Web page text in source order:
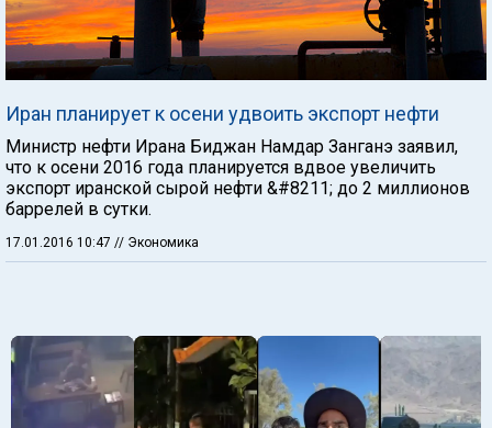
Иран планирует к осени удвоить экспорт нефти
Министр нефти Ирана Биджан Намдар Занганэ заявил,
что к осени 2016 года планируется вдвое увеличить
экспорт иранской сырой нефти &#8211; до 2 миллионов
баррелей в сутки.
17.01.2016 10:47 // Экономика